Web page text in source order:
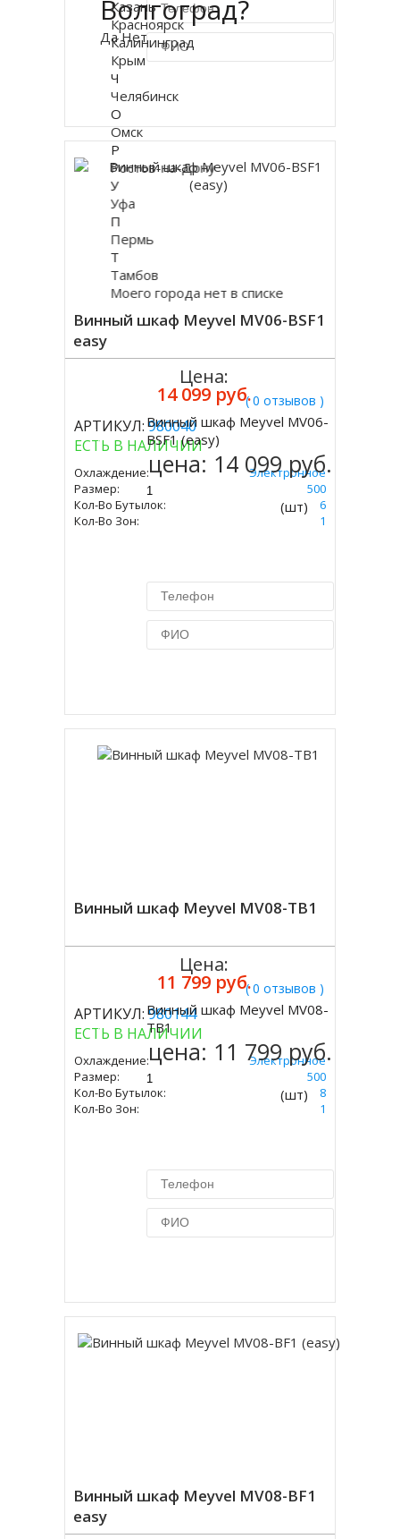
Купить в 1 клик
Винный шкаф Meyvel MV06-BSF1
easy
( 0 отзывов )
АРТИКУЛ:980040
ЕСТЬ В НАЛИЧИИ
Охлаждение:
Электронное
Размер:
405 Х 265 Х 500
Кол-Во Бутылок:
6
Кол-Во Зон:
1
Цена:
14 099 руб.
Купить
Винный шкаф Meyvel MV06-
BSF1 (easy)
цена: 14 099 руб.
(шт)
Винный шкаф Meyvel MV08-TB1
( 0 отзывов )
АРТИКУЛ:980144
ЕСТЬ В НАЛИЧИИ
Охлаждение:
Электронное
Размер:
455 Х 250 Х 500
Кол-Во Бутылок:
8
Кол-Во Зон:
1
Цена:
11 799 руб.
Купить
Винный шкаф Meyvel MV08-
TB1
цена: 11 799 руб.
(шт)
Винный шкаф Meyvel MV08-BF1
easy
Волгоград?
Да Нет
Казань
Красноярск
Калининград
Крым
Ч
Челябинск
О
Омск
Р
Ростов-на-Дону
У
Уфа
П
Пермь
Т
Тамбов
Моего города нет в списке